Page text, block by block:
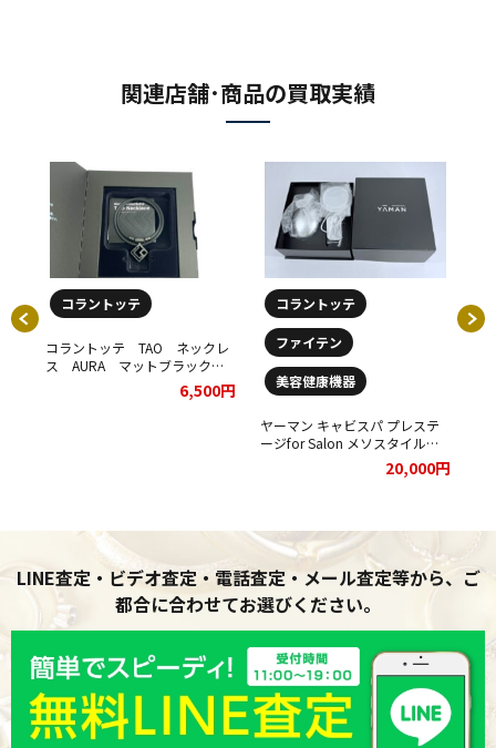
関連店舗･商品の買取実績
コラントッテ
コラントッテ TAO ネックレ
ス AURA マットブラックを
お買取りさせていただきまし
6,500円
コラントッテ
ファイテン
美容健康機器
ヤーマン キャビスパ プレステ
ージfor Salon メソスタイルプ
レミアセットをお買取りさせて
20,000円
LINE査定・ビデオ査定・電話査定・メール査定等から、ご
都合に合わせてお選びください。